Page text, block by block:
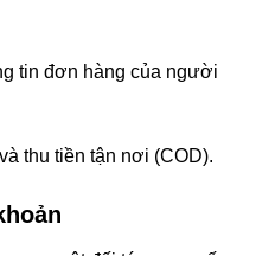
tin đơn hàng của người
thu tiền tận nơi (COD).